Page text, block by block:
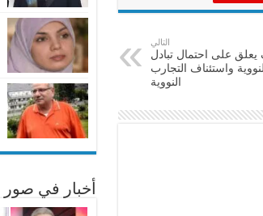
التالي
يعلق على احتمال تبادل
واستئناف التجارب
النووية
أخبار في صور